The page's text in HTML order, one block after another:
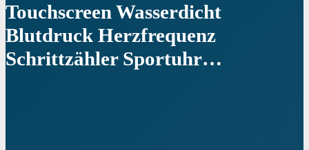
Touchscreen Wasserdicht
Blutdruck Herzfrequenz
Schrittzähler Sportuhr…